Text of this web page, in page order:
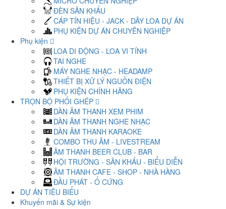
ĐÈN SÂN KHẤU
CÁP TÍN HIỆU - JACK - DÂY LOA DỰ ÁN
PHỤ KIỆN DỰ ÁN CHUYÊN NGHIỆP
Phụ kiện
LOA DI ĐỘNG - LOA VI TÍNH
TAI NGHE
MÁY NGHE NHẠC - HEADAMP
THIẾT BỊ XỬ LÝ NGUỒN ĐIỆN
PHỤ KIỆN CHÍNH HÃNG
TRỌN BỘ PHỐI GHÉP
DÀN ÂM THANH XEM PHIM
DÀN ÂM THANH NGHE NHẠC
DÀN ÂM THANH KARAOKE
COMBO THU ÂM - LIVESTREAM
ÂM THANH BEER CLUB - BAR
HỘI TRƯỜNG - SÂN KHẤU - BIỂU DIỄN
ÂM THANH CAFE - SHOP - NHÀ HÀNG
ĐẦU PHÁT - Ổ CỨNG
DỰ ÁN TIÊU BIỂU
Khuyến mãi & Sự kiện